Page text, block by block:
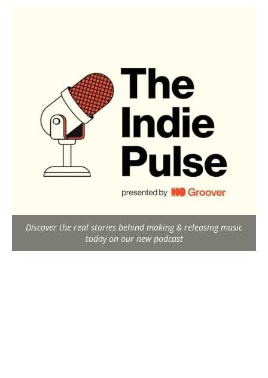
Discover the real stories behind making & releasing music
today on our new podcast